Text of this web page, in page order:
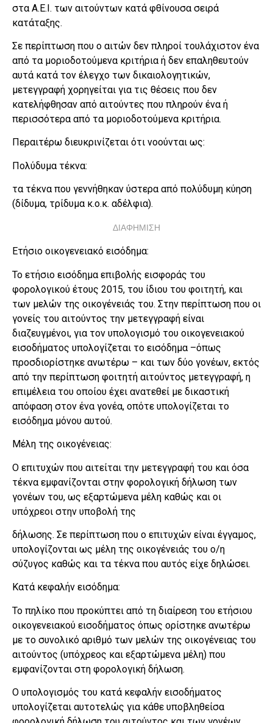
στα Α.Ε.Ι. των αιτούντων κατά φθίνουσα σειρά
κατάταξης.
Σε περίπτωση που ο αιτών δεν πληροί τουλάχιστον ένα
από τα μοριοδοτούμενα κριτήρια ή δεν επαληθευτούν
αυτά κατά τον έλεγχο των δικαιολογητικών,
μετεγγραφή χορηγείται για τις θέσεις που δεν
κατελήφθησαν από αιτούντες που πληρούν ένα ή
περισσότερα από τα μοριοδοτούμενα κριτήρια.
Περαιτέρω διευκρινίζεται ότι νοούνται ως:
Πολύδυμα τέκνα:
τα τέκνα που γεννήθηκαν ύστερα από πολύδυμη κύηση
(δίδυμα, τρίδυμα κ.ο.κ. αδέλφια).
ΔΙΑΦΗΜΙΣΗ
Ετήσιο οικογενειακό εισόδημα:
Το ετήσιο εισόδημα επιβολής εισφοράς του
φορολογικού έτους 2015, του ίδιου του φοιτητή, και
των μελών της οικογένειάς του. Στην περίπτωση που οι
γονείς του αιτούντος την μετεγγραφή είναι
διαζευγμένοι, για τον υπολογισμό του οικογενειακού
εισοδήματος υπολογίζεται το εισόδημα –όπως
προσδιορίστηκε ανωτέρω – και των δύο γονέων, εκτός
από την περίπτωση φοιτητή αιτούντος μετεγγραφή, η
επιμέλεια του οποίου έχει ανατεθεί με δικαστική
απόφαση στον ένα γονέα, οπότε υπολογίζεται το
εισόδημα μόνου αυτού.
Μέλη της οικογένειας:
Ο επιτυχών που αιτείται την μετεγγραφή του και όσα
τέκνα εμφανίζονται στην φορολογική δήλωση των
γονέων του, ως εξαρτώμενα μέλη καθώς και οι
υπόχρεοι στην υποβολή της
δήλωσης. Σε περίπτωση που ο επιτυχών είναι έγγαμος,
υπολογίζονται ως μέλη της οικογένειάς του ο/η
σύζυγος καθώς και τα τέκνα που αυτός είχε δηλώσει.
Κατά κεφαλήν εισόδημα:
Το πηλίκο που προκύπτει από τη διαίρεση του ετήσιου
οικογενειακού εισοδήματος όπως ορίστηκε ανωτέρω
με το συνολικό αριθμό των μελών της οικογένειας του
αιτούντος (υπόχρεος και εξαρτώμενα μέλη) που
εμφανίζονται στη φορολογική δήλωση.
Ο υπολογισμός του κατά κεφαλήν εισοδήματος
υπολογίζεται αυτοτελώς για κάθε υποβληθείσα